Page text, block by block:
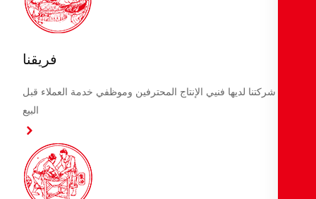
شركتنا لديها فنيي الإنتاج المحترفين وموظفي خدمة العملاء قبل